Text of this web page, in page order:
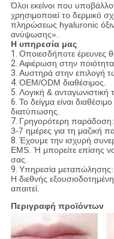
Όλοι εκείνοι που
χρησιμοποιεί το δερμικό
πληρώσεως hyaluronic
ανύψωσης».
Η υπηρεσία μας
1. Οποιεσδήποτε έρευνες
2. Αφιέρωση στην
3. Αυστηρά στην επιλογή
4. OEM/ODM διαθέσιμος.
5. Λογική & ανταγωνιστική
6. Το δείγμα είναι
διατύπωσης.
7. Γρηγορότερη παράδοση:
3-7 ημέρες για τη μαζική
8. Έχουμε την ισχυρή
EMS. Ή μπορείτε επίσης
σας.
9. Υπηρεσία μεταπώλησης:
Η διεθνής
απαιτεί.
Περιγραφή προϊόντων